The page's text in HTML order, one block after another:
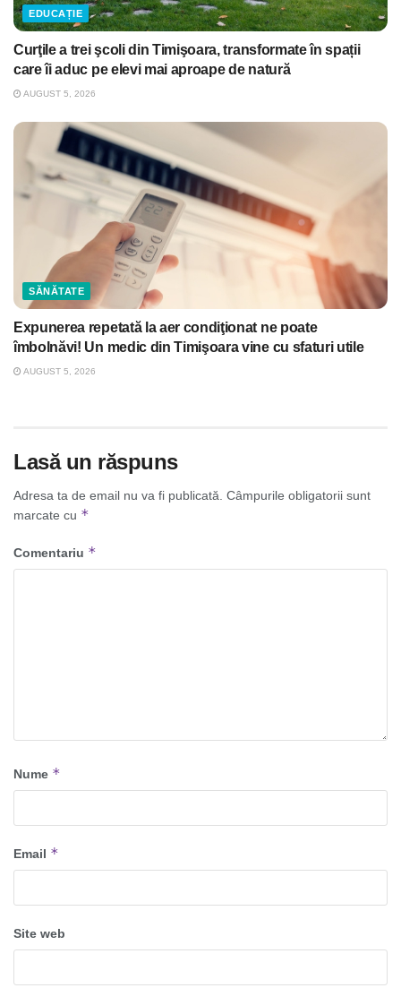
EDUCAȚIE
Curţile a trei şcoli din Timişoara, transformate în spații
care îi aduc pe elevi mai aproape de natură
AUGUST 5, 2026
SĂNĂTATE
Expunerea repetată la aer condiţionat ne poate
îmbolnăvi! Un medic din Timişoara vine cu sfaturi utile
AUGUST 5, 2026
Lasă un răspuns
Adresa ta de email nu va fi publicată. Câmpurile obligatorii sunt
marcate cu *
Comentariu *
Nume *
Email *
Site web